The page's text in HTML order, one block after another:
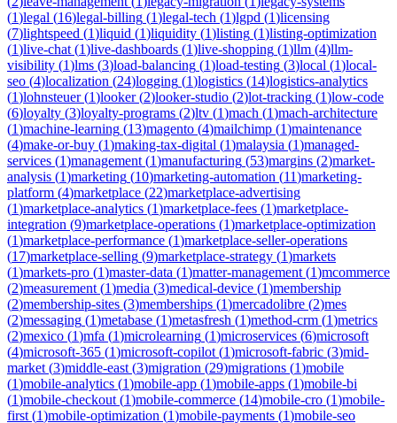
(1)legal (16)legal-billing (1)legal-tech (1)lgpd (1)licensing
(7)lightspeed (1)liquid (1)liquidity (1)listing (1)listing-optimization
(1)live-chat (1)live-dashboards (1)live-shopping (1)llm (4)llm-
visibility (1)lms (3)load-balancing (1)load-testing (3)local (1)local-
seo (4)localization (24)logging (1)logistics (14)logistics-analytics
(1)lohnsteuer(1)looker(2)looker-studio (2)lot-tracking (1)low-code
(6)loyalty (3)loyalty-programs (2)ltv (1)mach (1)mach-architecture
(1)machine-learning (13)magento (4)mailchimp (1)maintenance
(4)make-or-buy (1)making-tax-digital (1)malaysia (1)managed-
services (1)management (1)manufacturing (53)margins (2)market-
analysis (1)marketing (10)marketing-automation (11)marketing-
platform (4)marketplace (22)marketplace-advertising
(1)marketplace-analytics (1)marketplace-fees (1)marketplace-
integration (9)marketplace-operations (1)marketplace-optimization
(1)marketplace-performance (1)marketplace-seller-operations
(17)marketplace-selling (9)marketplace-strategy (1)markets
(1)markets-pro (1)master-data (1)matter-management (1)mcommerce
(2)measurement (1)media (3)medical-device (1)membership
(2)membership-sites (3)memberships (1)mercadolibre (2)mes
(2)messaging (1)metabase (1)metasfresh (1)method-crm (1)metrics
(2)mexico (1)mfa (1)microlearning (1)microservices (6)microsoft
(4)microsoft-365 (1)microsoft-copilot (1)microsoft-fabric (3)mid-
market (3)middle-east (3)migration (29)migrations (1)mobile
(1)mobile-analytics (1)mobile-app (1)mobile-apps (1)mobile-bi
(1)mobile-checkout (1)mobile-commerce (14)mobile-cro (1)mobile-
first (1)mobile-optimization (1)mobile-payments (1)mobile-seo